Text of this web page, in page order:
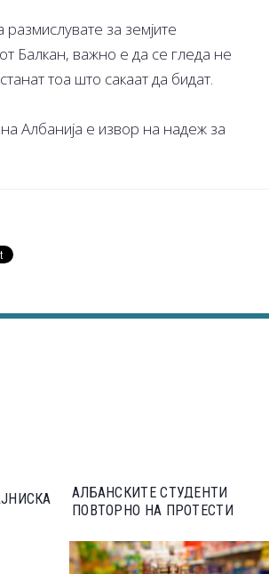
размислувате за земјите
Балкан, важно е да се гледа не
тоа што сакаат да бидат.
Албанија е извор на надеж за
АЛБАНСКИТЕ СТУДЕНТИ
ПОВТОРНО НА ПРОТЕСТИ